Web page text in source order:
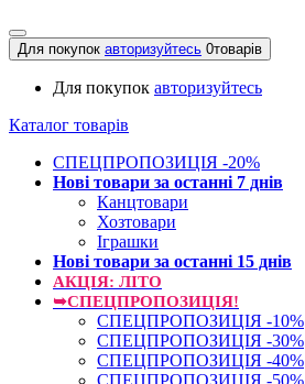
Для покупок авторизуйтесь 0товарів
Для покупок авторизуйтесь
Каталог товарів
СПЕЦПРОПОЗИЦІЯ -20%
Нові товари за останнi 7 днiв
Канцтовари
Хозтовари
Іграшки
Нові товари за останнi 15 днiв
АКЦІЯ: ЛІТО
➥СПЕЦПРОПОЗИЦІЯ!
СПЕЦПРОПОЗИЦІЯ -10%
СПЕЦПРОПОЗИЦІЯ -30%
СПЕЦПРОПОЗИЦІЯ -40%
СПЕЦПРОПОЗИЦІЯ -50%